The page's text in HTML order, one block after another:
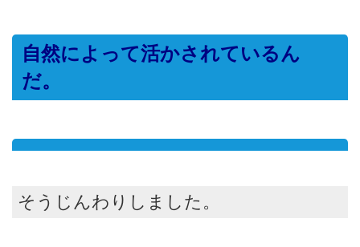
自然によって活かされているん
だ。
そうじんわりしました。